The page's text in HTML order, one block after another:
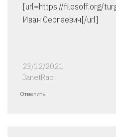
[url=https://filosoff.org/
Иван Сергеевич[/url]
23/12/2021
JanetRab
Ответить